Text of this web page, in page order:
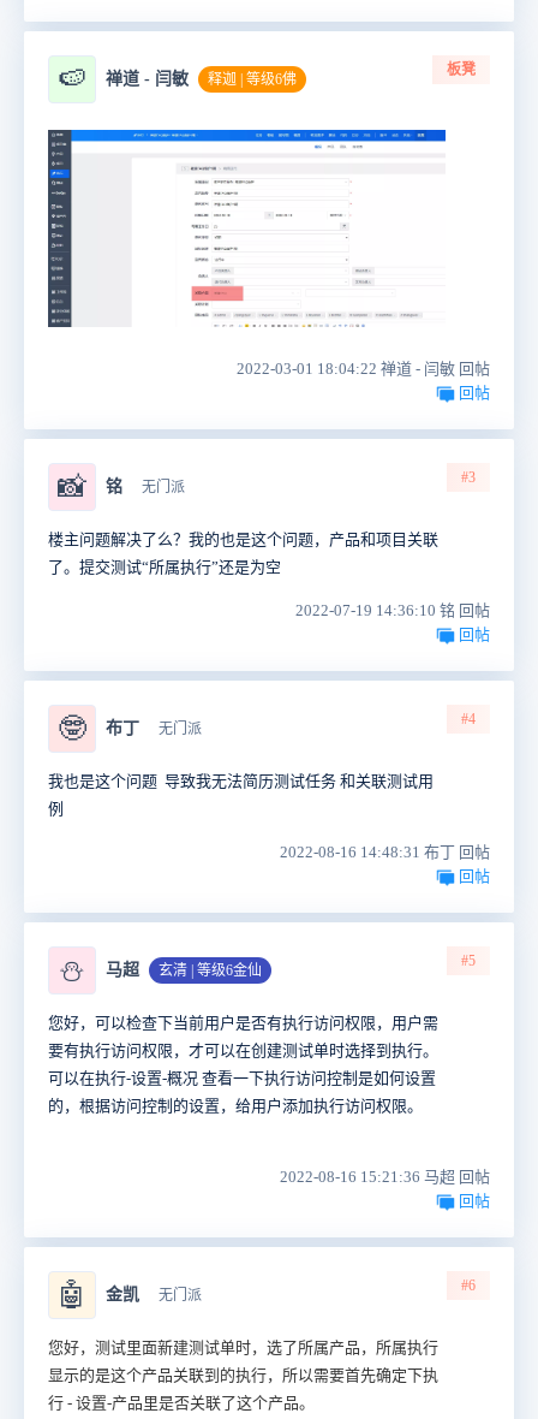
🍉 禅道 - 闫敏 释迦 | 等级6佛
板凳
2022-03-01 18:04:22 禅道 - 闫敏 回帖
回帖
📸 铭 无门派
#3
楼主问题解决了么？我的也是这个问题，产品和项目关联
了。提交测试“所属执行”还是为空
2022-07-19 14:36:10 铭 回帖
回帖
🤓 布丁 无门派
#4
我也是这个问题 导致我无法简历测试任务 和关联测试用
例
2022-08-16 14:48:31 布丁 回帖
回帖
⛄ 马超 玄清 | 等级6金仙
#5
您好，可以检查下当前用户是否有执行访问权限，用户需
要有执行访问权限，才可以在创建测试单时选择到执行。
可以在执行-设置-概况 查看一下执行访问控制是如何设置
的，根据访问控制的设置，给用户添加执行访问权限。
2022-08-16 15:21:36 马超 回帖
回帖
🤖 金凯 无门派
#6
您好，测试里面新建测试单时，选了所属产品，所属执行
显示的是这个产品关联到的执行，所以需要首先确定下执
行 - 设置-产品里是否关联了这个产品。